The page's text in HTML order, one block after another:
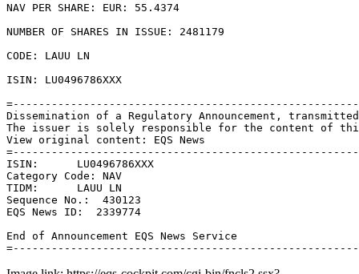
NAV PER SHARE: EUR: 55.4374
NUMBER OF SHARES IN ISSUE: 2481179
CODE: LAUU LN
ISIN: LU0496786XXX
Dissemination of a Regulatory Announcement,
The issuer is solely responsible for the content of
View original content: EQS News
ISIN:      LU0496786XXX
Category Code: NAV
TIDM:      LAUU LN
Sequence No.:  430123
EQS News ID:  2339774
End of Announcement EQS News Service